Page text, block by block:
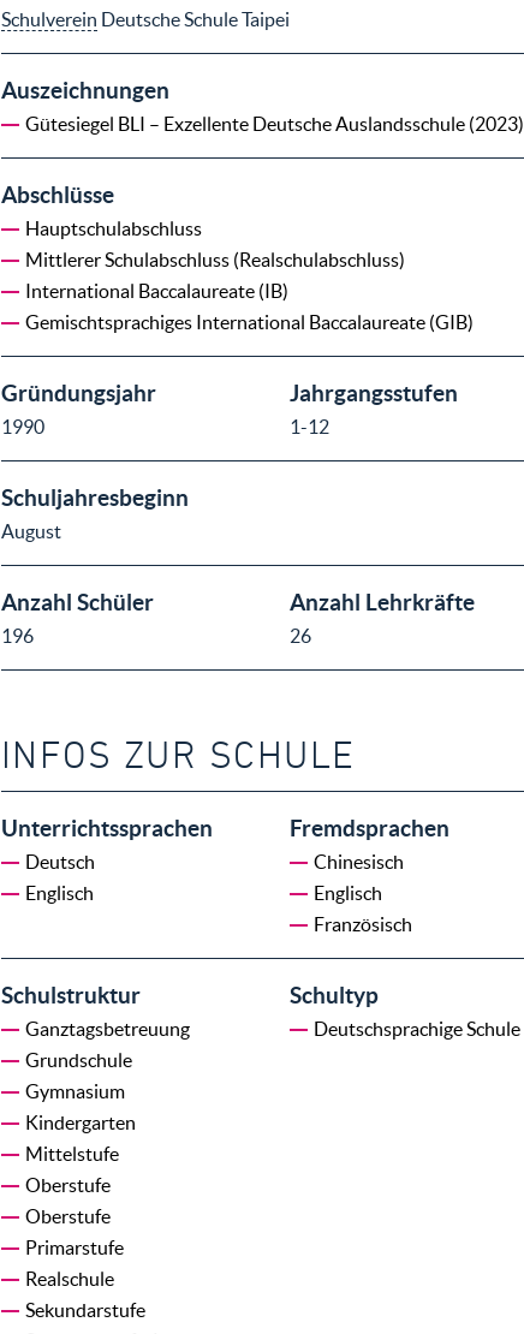
Schulverein Deutsche Schule Taipei
Auszeichnungen
Gütesiegel BLI – Exzellente Deutsche Auslandsschule (2023)
Abschlüsse
Hauptschulabschluss
Mittlerer Schulabschluss (Realschulabschluss)
International Baccalaureate (IB)
Gemischtsprachiges International Baccalaureate (GIB)
Gründungsjahr
1990
Jahrgangsstufen
1-12
Schuljahresbeginn
August
Anzahl Schüler
196
Anzahl Lehrkräfte
26
INFOS ZUR SCHULE
Unterrichtssprachen
Deutsch
Englisch
Fremdsprachen
Chinesisch
Englisch
Französisch
Schulstruktur
Ganztagsbetreuung
Grundschule
Gymnasium
Kindergarten
Mittelstufe
Oberstufe
Oberstufe
Primarstufe
Realschule
Sekundarstufe
Schultyp
Deutschsprachige Schule